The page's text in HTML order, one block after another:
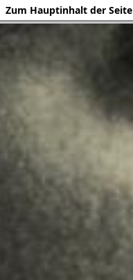
Zum Hauptinhalt der Seite